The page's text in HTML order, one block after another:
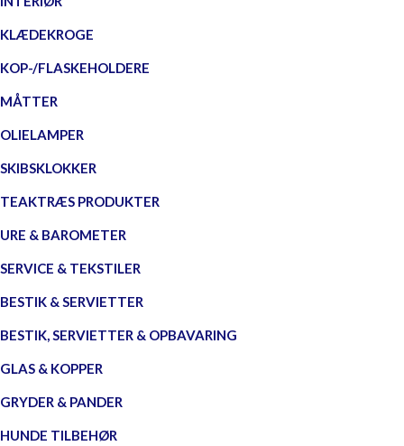
KLÆDEKROGE
KOP-/FLASKEHOLDERE
MÅTTER
OLIELAMPER
SKIBSKLOKKER
TEAKTRÆS PRODUKTER
URE & BAROMETER
SERVICE & TEKSTILER
BESTIK & SERVIETTER
BESTIK, SERVIETTER & OPBAVARING
GLAS & KOPPER
GRYDER & PANDER
HUNDE TILBEHØR